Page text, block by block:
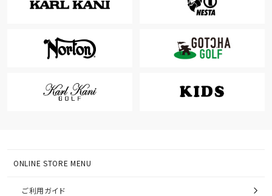
ONLINE STORE MENU
ご利用ガイド